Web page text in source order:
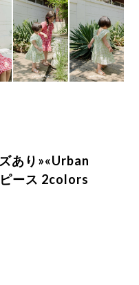
あり»«Urban
ース 2colors